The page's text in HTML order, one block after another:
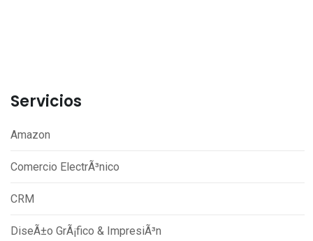
Servicios
Amazon
Comercio ElectrÃ³nico
CRM
DiseÃ±o GrÃ¡fico & ImpresiÃ³n